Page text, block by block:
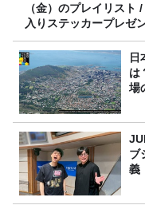
（金）のプレイリスト
入りステッカープレゼ
り
日
は
場
JUNK バナナマ
ブ
義